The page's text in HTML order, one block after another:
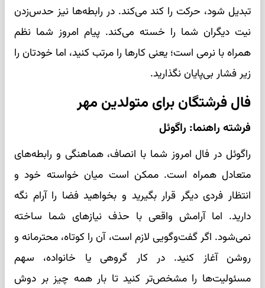
تبدیل شود، حرکت را کند می‌کند. در رابطه‌ها نیز حدس‌زدن
نیت دیگران شما را خسته می‌کند. پیام امروز شما نظم
همراه با نرمی است؛ یعنی کارها را مرتب کنید، اما خودتان را
زیر فشار بی‌پایان نگذارید.
فال فرشتگان برای متولدین مهر
فرشته راهنما: راگوئل
راگوئل در فال امروز شما با انصاف، هماهنگی و رابطه‌های
متعادل همراه است. ممکن است میان خواسته خود و
انتظار فردی دیگر قرار بگیرید و بخواهید فضا را آرام نگه
دارید. اما آرامش واقعی با حذف نیازهای شما ساخته
نمی‌شود. اگر گفت‌وگویی لازم است، آن را کوتاه، محترمانه و
روشن آغاز کنید. در کار گروهی یا خانواده، سهم
مسئولیت‌ها را مشخص‌تر کنید تا بار همه چیز بر دوش